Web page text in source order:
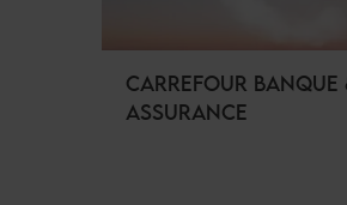
CARREFOUR BANQUE
ASSURANCE